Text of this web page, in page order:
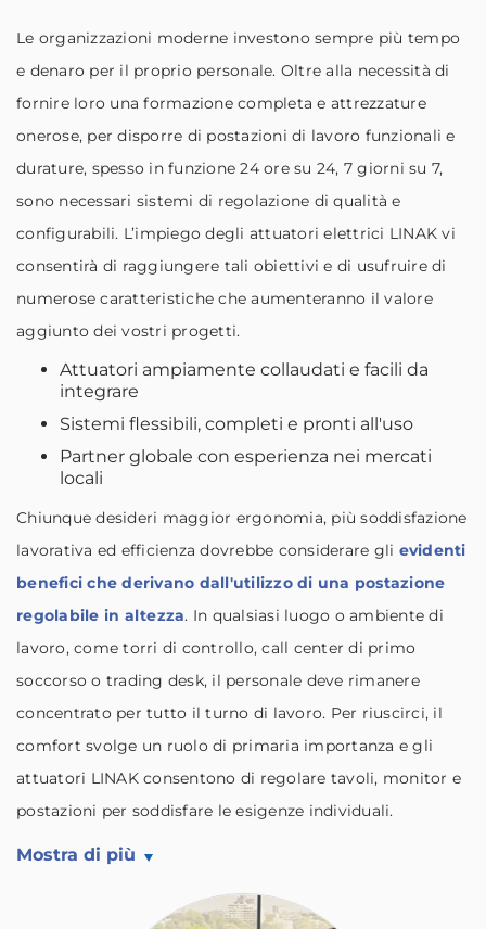
Le organizzazioni moderne investono sempre più tempo
e denaro per il proprio personale. Oltre alla necessità di
fornire loro una formazione completa e attrezzature
onerose, per disporre di postazioni di lavoro funzionali e
durature, spesso in funzione 24 ore su 24, 7 giorni su 7,
sono necessari sistemi di regolazione di qualità e
configurabili. L’impiego degli attuatori elettrici LINAK vi
consentirà di raggiungere tali obiettivi e di usufruire di
numerose caratteristiche che aumenteranno il valore
aggiunto dei vostri progetti.
Attuatori ampiamente collaudati e facili da
integrare
Sistemi flessibili, completi e pronti all'uso
Partner globale con esperienza nei mercati
locali
Chiunque desideri maggior ergonomia, più soddisfazione
lavorativa ed efficienza dovrebbe considerare gli evidenti
benefici che derivano dall'utilizzo di una postazione
regolabile in altezza. In qualsiasi luogo o ambiente di
lavoro, come torri di controllo, call center di primo
soccorso o trading desk, il personale deve rimanere
concentrato per tutto il turno di lavoro. Per riuscirci, il
comfort svolge un ruolo di primaria importanza e gli
attuatori LINAK consentono di regolare tavoli, monitor e
postazioni per soddisfare le esigenze individuali.
Mostra di più